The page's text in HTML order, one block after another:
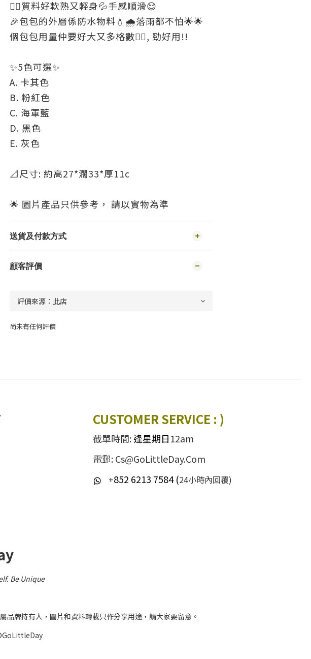
👍🏻質料好軟熟又輕身💦手感順滑😌
🎉包包的外層係防水物料💧🌧落雨都不怕🌟🌟
個包包用量仲要好大又多格數👍🏻, 勁好用!!
✨5色可選✨
A. 卡其色
B. 粉紅色
C. 海軍藍
D. 黑色
E. 灰色
📐尺寸: 約高27*濶33*厚11c
🌟 圖片產品只供參考， 請以實物為準
送貨及付款方式
顧客評價
尚未有任何評價
CUSTOMER SERVICE : )
截單時間:逢星期日12am
電郵: Cs@GoLittleDay.Com
+852 6213 7584 (24小時內回覆)
.Be Unique
牌持有人，圖片和資料轉載只作分享用途，請大家要留意。